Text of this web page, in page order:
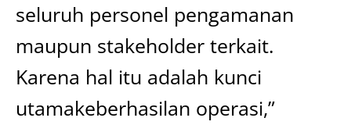
seluruh personel pengamanan
maupun stakeholder terkait.
Karena hal itu adalah kunci
utamakeberhasilan operasi,”